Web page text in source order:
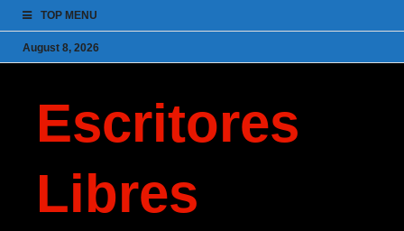
TOP MENU
August 8, 2026
Escritores
Libres